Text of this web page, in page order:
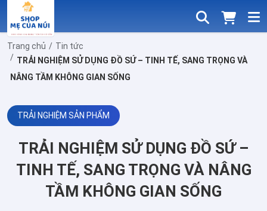
Trang chủ
Tin tức
TRẢI NGHIỆM SỬ DỤNG ĐỒ SỨ – TINH TẾ, SANG TRỌNG VÀ
NÂNG TẦM KHÔNG GIAN SỐNG
TRẢI NGHIỆM SẢN PHẨM
TRẢI NGHIỆM SỬ DỤNG ĐỒ SỨ –
TINH TẾ, SANG TRỌNG VÀ NÂNG
TẦM KHÔNG GIAN SỐNG